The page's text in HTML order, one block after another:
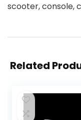
scooter, console,
Related